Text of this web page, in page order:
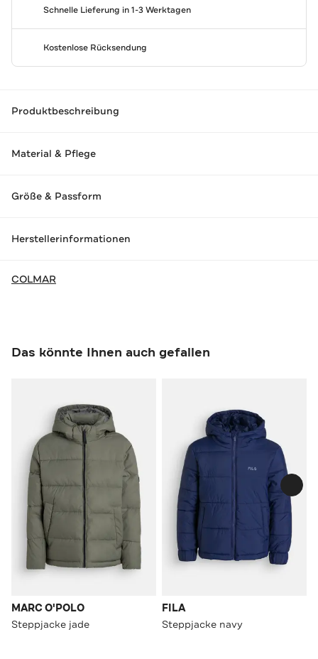
Schnelle Lieferung in 1-3 Werktagen
Kostenlose Rücksendung
Produktbeschreibung
Material & Pflege
Größe & Passform
Herstellerinformationen
COLMAR
Das könnte Ihnen auch gefallen
MARC O'POLO
Steppjacke jade
FILA
Steppjacke navy